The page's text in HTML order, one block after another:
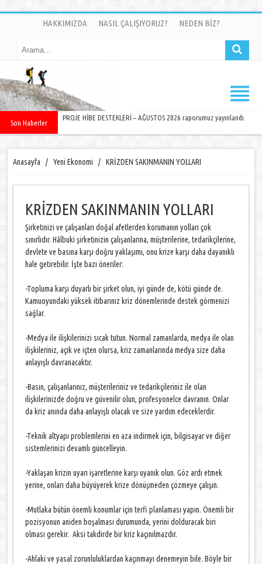
HAKKIMIZDA NASIL ÇALIŞIYORUZ? NEDEN BİZ?
Son Haberler
PROJE HİBE DESTEKLERİ – AĞUSTOS 2026 raporumuz yayınlandı.
Anasayfa / Yeni Ekonomi / KRİZDEN SAKINMANIN YOLLARI
KRİZDEN SAKINMANIN YOLLARI
Şirketinizi ve çalışanları doğal afetlerden korumanın yolları çok
sınırlıdır. Hâlbuki şirketinizin çalışanlarına, müşterilerine, tedarikçilerine,
devlete ve basına karşı doğru yaklaşımı, onu krize karşı daha dayanıklı
hale getirebilir. İşte bazı öneriler:
-Topluma karşı duyarlı bir şirket olun, iyi günde de, kötü günde de.
Kamuoyundaki yüksek itibarınız kriz dönemlerinde destek görmenizi
sağlar.
-Medya ile ilişkilerinizi sıcak tutun. Normal zamanlarda, medya ile olan
ilişkileriniz, açık ve içten olursa, kriz zamanlarında medya size daha
anlayışlı davranacaktır.
-Basın, çalışanlarınız, müşterileriniz ve tedarikçileriniz ile olan
ilişkilerinizde doğru ve güvenilir olun, profesyonelce davranın. Onlar
da kriz anında daha anlayışlı olacak ve size yardım edeceklerdir.
-Teknik altyapı problemlerini en aza indirmek için, bilgisayar ve diğer
sistemlerinizi devamlı güncelleyin.
-Yaklaşan krizin uyarı işaretlerine karşı uyanık olun. Göz ardı etmek
yerine, onları daha büyüyerek krize dönüşmeden çözmeye çalışın.
-Mutlaka bütün önemli konumlar için terfi planlaması yapın. Önemli bir
pozisyonun aniden boşalması durumunda, yerini dolduracak biri
olması gerekir. Aksi takdirde bir kriz kaçınılmazdır.
-Ahlaki ve yasal zorunluluklardan kaçınmayı denemeyin bile. Böyle bir